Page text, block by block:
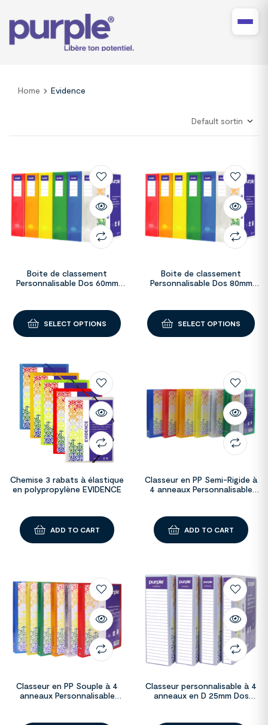
Home Evidence
Boite de classement
Personnalisable Dos 60mm
SELECT OPTIONS
Boite de classement
Personnalisable Dos 80mm
SELECT OPTIONS
Chemise 3 rabats à élastique
en polypropylène EVIDENCE
ADD TO CART
Classeur en PP Semi-Rigide à
4 anneaux Personnalisable
ADD TO CART
Classeur en PP Souple à 4
anneaux Personnalisable
Classeur personnalisable à 4
anneaux en D 25mm Dos